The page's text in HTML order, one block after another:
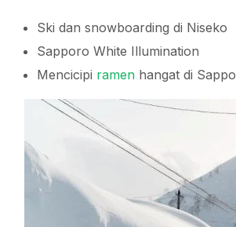
Ski dan snowboarding di Niseko
Sapporo White Illumination
Mencicipi ramen hangat di